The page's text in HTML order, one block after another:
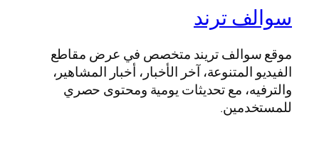
سوالف ترند
موقع سوالف تريند متخصص في عرض مقاطع
الفيديو المتنوعة، آخر الأخبار، أخبار المشاهير،
والترفيه، مع تحديثات يومية ومحتوى حصري
للمستخدمين.